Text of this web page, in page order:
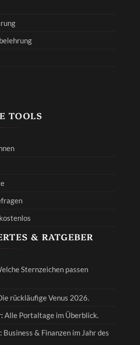
TOOLS
& RATGEBER
Sternzeichen passen
rückläufige Venus 2026.
Alle Portaltage im Überblick.
Business & Finanzen im Jahr des